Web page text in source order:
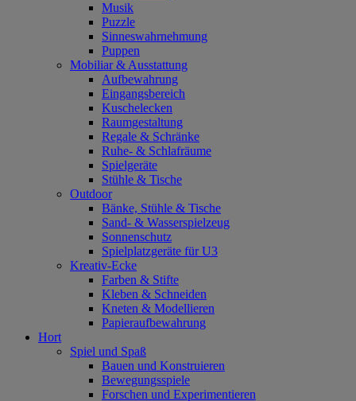
Musik
Puzzle
Sinneswahrnehmung
Puppen
Mobiliar & Ausstattung
Aufbewahrung
Eingangsbereich
Kuschelecken
Raumgestaltung
Regale & Schränke
Ruhe- & Schlafräume
Spielgeräte
Stühle & Tische
Outdoor
Bänke, Stühle & Tische
Sand- & Wasserspielzeug
Sonnenschutz
Spielplatzgeräte für U3
Kreativ-Ecke
Farben & Stifte
Kleben & Schneiden
Kneten & Modellieren
Papieraufbewahrung
Hort
Spiel und Spaß
Bauen und Konstruieren
Bewegungsspiele
Forschen und Experimentieren